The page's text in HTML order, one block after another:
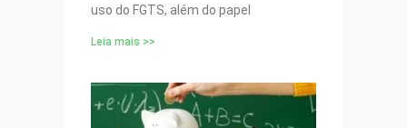
uso do FGTS, além do papel
Leia mais >>